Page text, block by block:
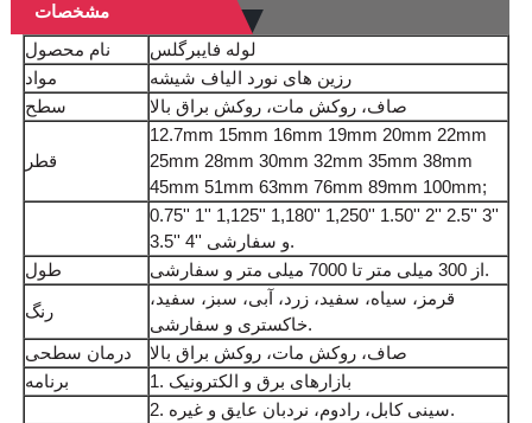
مشخصات
نام محصول
لوله فایبرگلس
مواد
رزین های نورد الیاف شیشه
سطح
صاف، روکش مات، روکش براق بالا
قطر
12.7mm 15mm 16mm 19mm 20mm 22mm
25mm 28mm 30mm 32mm 35mm 38mm
45mm 51mm 63mm 76mm 89mm 100mm;
0.75'' 1'' 1,125'' 1,180'' 1,250'' 1.50'' 2'' 2.5'' 3''
3.5'' 4'' و سفارشی.
طول
از 300 میلی متر تا 7000 میلی متر و سفارشی.
رنگ
قرمز، سیاه، سفید، زرد، آبی، سبز، سفید،
خاکستری و سفارشی.
درمان سطحی
صاف، روکش مات، روکش براق بالا
برنامه
1. بازارهای برق و الکترونیک
2. سینی کابل، رادوم، نردبان عایق و غیره.